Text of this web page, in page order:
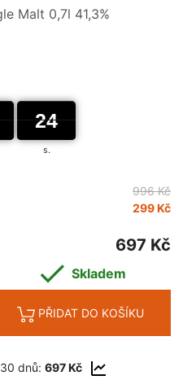
Malt 0,7l 41,3%
24
23
24
s.
996 Kč
299 Kč
697 Kč
 Skladem
PŘIDAT DO KOŠÍKU
dnů: 697 Kč